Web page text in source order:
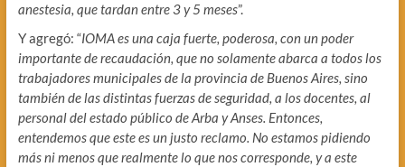
anestesia, que tardan entre 3 y 5 meses”.
Y agregó: “IOMA es una caja fuerte, poderosa, con un poder
importante de recaudación, que no solamente abarca a todos los
trabajadores municipales de la provincia de Buenos Aires, sino
también de las distintas fuerzas de seguridad, a los docentes, al
personal del estado público de Arba y Anses. Entonces,
entendemos que este es un justo reclamo. No estamos pidiendo
más ni menos que realmente lo que nos corresponde, y a este